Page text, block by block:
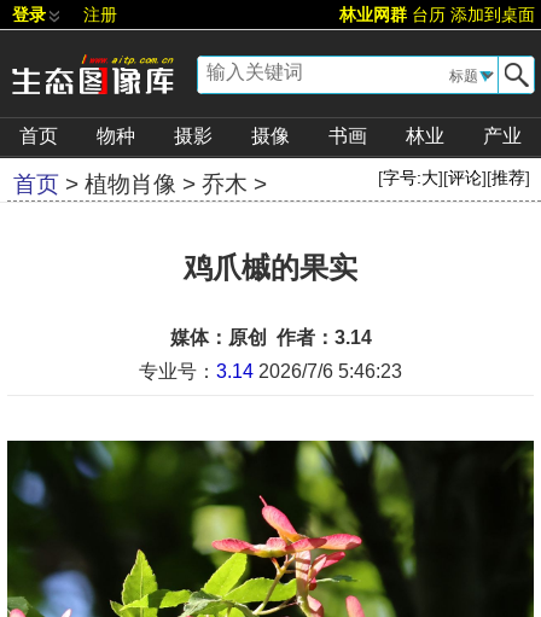
登录 注册 林业网群 台历 添加到桌面
▼
首页 物种 摄影 摄像 书画 林业 产业
首页 > 植物肖像 > 乔木 > [字号:大][评论][推荐]
鸡爪槭的果实
媒体：原创 作者：3.14
专业号： 3.14 2026/7/6 5:46:23